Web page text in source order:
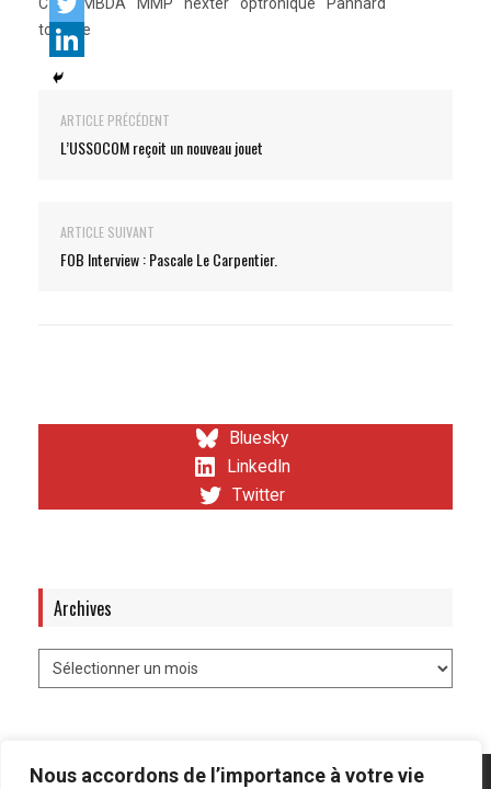
Nous accordons de l’importance à votre vie
tourelle
ARTICLE PRÉCÉDENT
L’USSOCOM reçoit un nouveau jouet
ARTICLE SUIVANT
FOB Interview : Pascale Le Carpentier.
Bluesky
LinkedIn
Twitter
Archives